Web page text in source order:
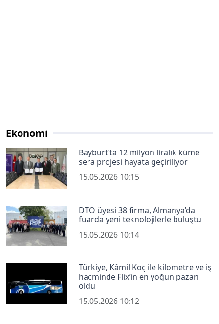
Ekonomi
Bayburt’ta 12 milyon liralık küme
sera projesi hayata geçiriliyor
15.05.2026 10:15
DTO üyesi 38 firma, Almanya’da
fuarda yeni teknolojilerle buluştu
15.05.2026 10:14
Türkiye, Kâmil Koç ile kilometre ve iş
hacminde Flix’in en yoğun pazarı
oldu
15.05.2026 10:12